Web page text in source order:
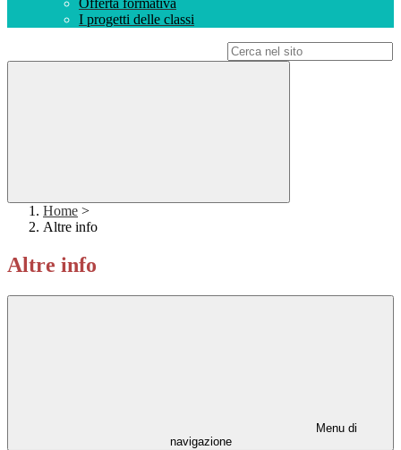
Offerta formativa
I progetti delle classi
Home >
Altre info
Altre info
Menu di
navigazione